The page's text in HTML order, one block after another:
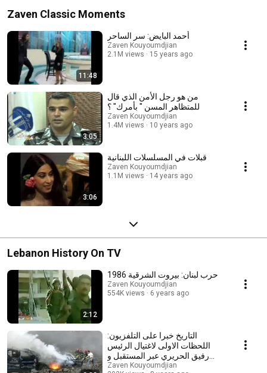
Zaven Classic Moments
11:48
أحمد البايض: سر الساحر
Zaven Kouyoumdjian
2.1M views
15 years ago
3:05
من هو رجل الأمن الذي قال
للمتظاهر المسن " بأمرك" ؟
Zaven Kouyoumdjian
1.4M views
10 years ago
3:06
قبلات في المسلسلات اللبنانية
Zaven Kouyoumdjian
1.1M views
14 years ago
Lebanon History On TV
2:12
حرب لبنان: بيروت الشرقية 1986
Zaven Kouyoumdjian
554K views
6 years ago
التاريخ خبرا على التلفزيون:
اللحظات الاولى لاغتيال الرئيس
رفيق الحريري عبر المستقبل و
LBCI
Zaven Kouyoumdjian